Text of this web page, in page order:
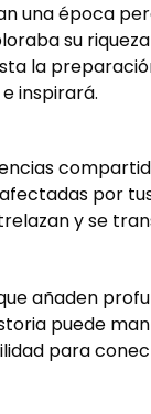
una época
su riqueza
la
inspirará.
por
y se
añaden
puede
para